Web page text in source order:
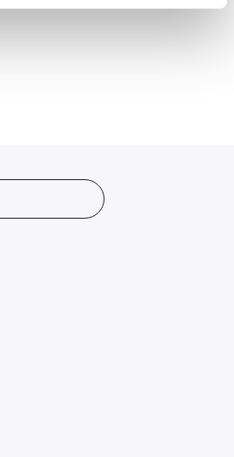
innehållet och annonserna
vi tror att du tycker om. Det
vår trafik och göra